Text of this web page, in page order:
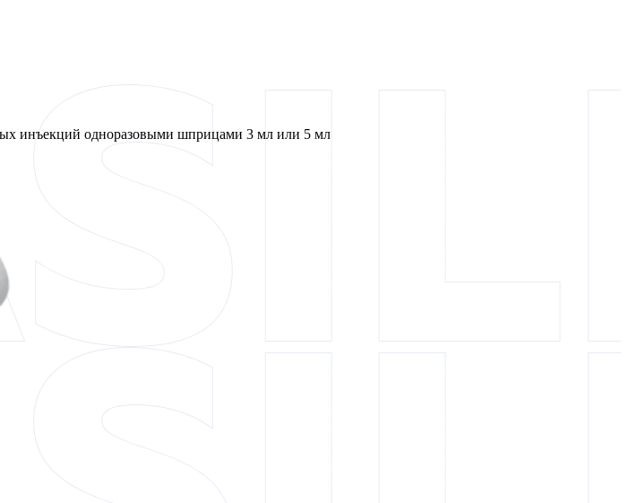
инъекций одноразовыми шприцами 3 мл или 5 мл